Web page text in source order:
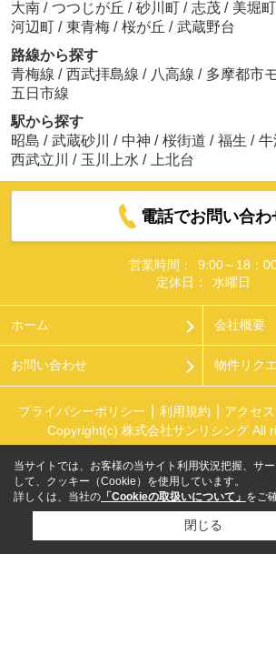
大南 / つつじが丘 / 砂川町 / 志茂 / 美堀町
河辺町 / 東青梅 / 桜が丘 / 武蔵野台
路線から探す
青梅線 / 西武拝島線 / 八高線 / 多摩都市
五日市線
駅から探す
昭島 / 武蔵砂川 / 中神 / 桜街道 / 福生 / 牛
西武立川
/ 玉川上水 / 上北台
電話でお問い合わ
営業時間：
9:00～18：
定休日：
水曜日
ホーム 会社概要
お問い合わせ 物件リク
プライバシーポリシー 利用規約 アクセ
Copyright(c) 株式会社サンリシング All
当サイトでは、お客様の当サイト利用状況把握、サ
して、クッキー（Cookie）を使用しています。
詳しくは、当社の 「Cookieの取扱いについて」 をご
閉じる